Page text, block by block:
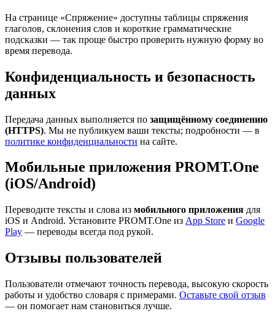
На странице «Спряжение» доступны таблицы спряжения
глаголов, склонения слов и короткие грамматические
подсказки — так проще быстро проверить нужную форму во
время перевода.
Конфиденциальность и безопасность
данных
Передача данных выполняется по защищённому соединению
(HTTPS). Мы не публикуем ваши тексты; подробности — в
политике конфиденциальности на сайте.
Мобильные приложения PROMT.One
(iOS/Android)
Переводите тексты и слова из мобильного приложения для
iOS и Android. Установите PROMT.One из App Store и Google
Play — переводы всегда под рукой.
Отзывы пользователей
Пользователи отмечают точность перевода, высокую скорость
работы и удобство словаря с примерами. Оставьте свой отзыв
— он помогает нам становиться лучше.